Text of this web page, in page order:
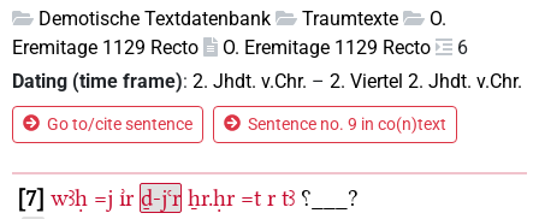
Demotische Textdatenbank
Traumtexte
O.
Eremitage 1129 Recto
O. Eremitage 1129 Recto
6
Dating (time frame): 2. Jhdt. v.Chr. – 2. Viertel 2. Jhdt. v.Chr.
Go to/cite sentence Sentence no. 9 in co(n)text
7 wꜣḥ =j ı͗r ḏ-jꜥr ẖr.ḥr =t r tꜣ ⸮___?